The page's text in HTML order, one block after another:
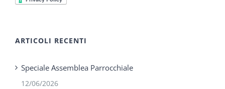
ARTICOLI RECENTI
Speciale Assemblea Parrocchiale
12/06/2026